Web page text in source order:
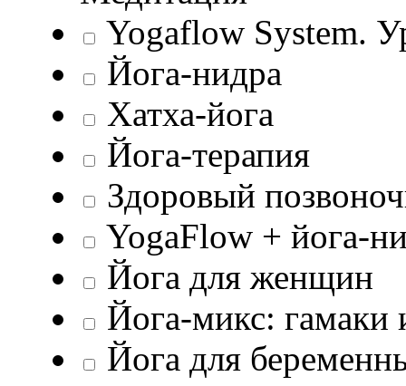
Yogaflow System.
Йога-нидра
Хатха-йога
Йога-терапия
Здоровый
YogaFlow + йога-
Йога для женщин
Йога-микс: гамаки
Йога для